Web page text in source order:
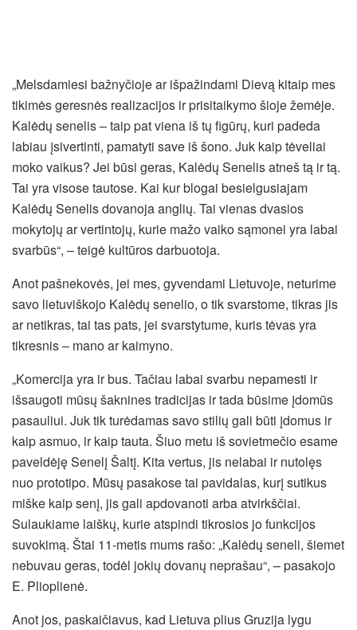
„Melsdamiesi bažnyčioje ar išpažindami Dievą kitaip mes
tikimės geresnės realizacijos ir prisitaikymo šioje žemėje.
Kalėdų senelis – taip pat viena iš tų figūrų, kuri padeda
labiau įsivertinti, pamatyti save iš šono. Juk kaip tėveliai
moko vaikus? Jei būsi geras, Kalėdų Senelis atneš tą ir tą.
Tai yra visose tautose. Kai kur blogai besielgusiajam
Kalėdų Senelis dovanoja anglių. Tai vienas dvasios
mokytojų ar vertintojų, kurie mažo vaiko sąmonei yra labai
svarbūs“, – teigė kultūros darbuotoja.
Anot pašnekovės, jei mes, gyvendami Lietuvoje, neturime
savo lietuviškojo Kalėdų senelio, o tik svarstome, tikras jis
ar netikras, tai tas pats, jei svarstytume, kuris tėvas yra
tikresnis – mano ar kaimyno.
„Komercija yra ir bus. Tačiau labai svarbu nepamesti ir
išsaugoti mūsų šaknines tradicijas ir tada būsime įdomūs
pasauliui. Juk tik turėdamas savo stilių gali būti įdomus ir
kaip asmuo, ir kaip tauta. Šiuo metu iš sovietmečio esame
paveldėję Senelį Šaltį. Kita vertus, jis nelabai ir nutolęs
nuo prototipo. Mūsų pasakose tai pavidalas, kurį sutikus
miške kaip senį, jis gali apdovanoti arba atvirkščiai.
Sulaukiame laiškų, kurie atspindi tikrosios jo funkcijos
suvokimą. Štai 11-metis mums rašo: „Kalėdų seneli, šiemet
nebuvau geras, todėl jokių dovanų neprašau“, – pasakojo
E. Plioplienė.
Anot jos, paskaičiavus, kad Lietuva plius Gruzija lygu